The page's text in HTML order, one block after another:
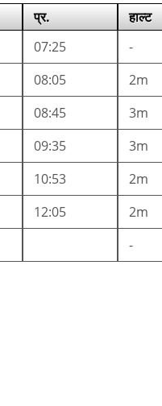
प्र. हाल्ट
07:25 -
08:05 2m
08:45 3m
09:35 3m
10:53 2m
12:05 2m
-